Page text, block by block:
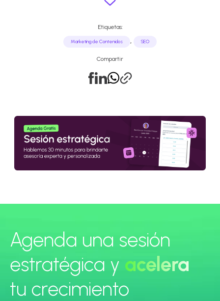
Etiquetas:
Marketing de Contenidos , SEO
Compartir
Agenda una sesión
estratégica y acelera
tu crecimiento